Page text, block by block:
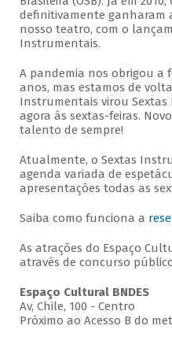
definitivamente ganharam
nosso teatro, com o
Instrumentais.
A pandemia nos obrigou a
anos, mas estamos de
Instrumentais virou
agora às sextas-feiras.
talento de sempre!
Atualmente, o Sextas
agenda variada de
apresentações todas as
Saiba como funciona a
As atrações do Espaço
através de concurso
Espaço Cultural BNDES
Av, Chile, 100 - Centro
Próximo ao Acesso B do